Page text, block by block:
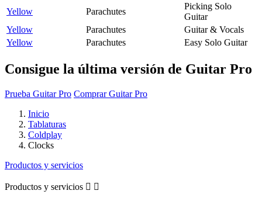
Yellow
Parachutes
Picking Solo
Guitar
Yellow
Parachutes
Guitar & Vocals
Yellow
Parachutes Easy Solo Guitar
Consigue la última versión de Guitar Pro
Prueba Guitar Pro Comprar Guitar Pro
Inicio
Tablaturas
Coldplay
Clocks
Productos y servicios
Productos y servicios  